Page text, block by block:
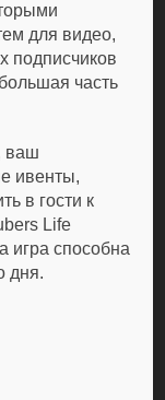
для видео,
подписчиков
часть
ваш
ивенты,
в гости к
Life
игра способна
дня.